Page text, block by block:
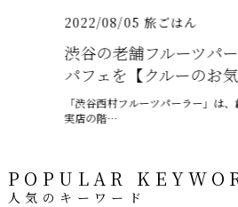
2022/08/05 旅ごはん
渋谷の老舗フルーツパ
パフェを【クルーのお気
「渋谷西村フルーツパーラー」は
実店の階…
POPULAR
人気のキーワード